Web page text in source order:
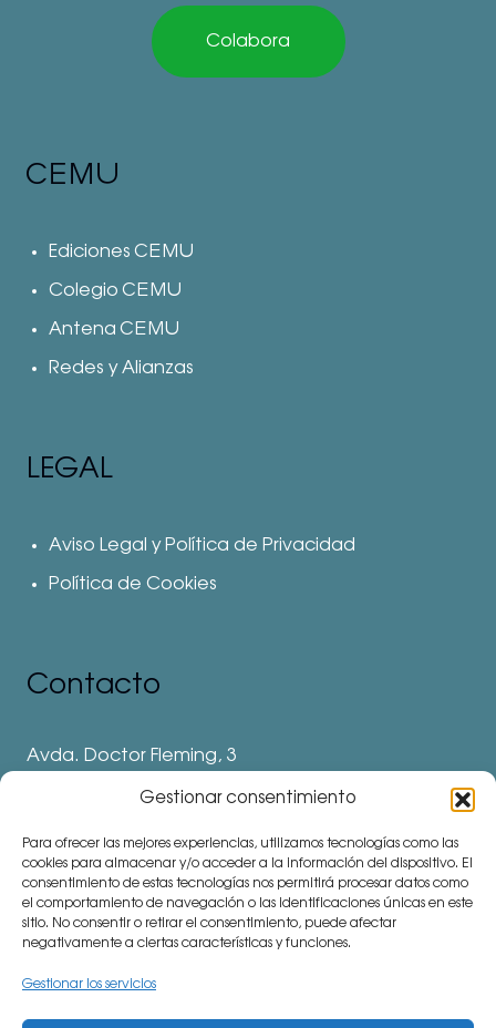
Gestionar consentimiento
Para ofrecer las mejores experiencias, utilizamos tecnologías como las
cookies para almacenar y/o acceder a la información del dispositivo. El
consentimiento de estas tecnologías nos permitirá procesar datos como
el comportamiento de navegación o las identificaciones únicas en este
sitio. No consentir o retirar el consentimiento, puede afectar
negativamente a ciertas características y funciones.
Gestionar los servicios
Colabora
CEMU
Ediciones CEMU
Colegio CEMU
Antena CEMU
Redes y Alianzas
LEGAL
Aviso Legal y Política de Privacidad
Política de Cookies
Contacto
Avda. Doctor Fleming, 3
⅛ 91 694 62 11
⅛ 91 694 62 77
⅛ 91 693 80 41 (Colegio)
communitymanager⅛cemu.es